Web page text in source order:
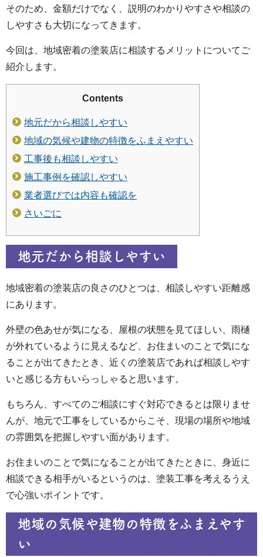
そのため、金額だけでなく、説明のわかりやすさや相談の
しやすさも大切になってきます。
今回は、地域密着の塗装店に相談するメリットについてご
紹介します。
Contents
地元だから相談しやすい
地域の気候や建物の特徴をふまえやすい
工事後も相談しやすい
施工事例を確認しやすい
業者選びでは内容も確認を
さいごに
地元だから相談しやすい
地域密着の塗装店の良さのひとつは、相談しやすい距離感
にあります。
外壁の色あせが気になる、屋根の状態を見てほしい、雨樋
が外れているように見えるなど、お住まいのことで気にな
ることが出てきたとき、近くの塗装店であれば相談しやす
いと感じる方もいらっしゃると思います。
もちろん、すべてのご相談にすぐ対応できるとは限りませ
んが、地元で工事をしているからこそ、現場の場所や地域
の雰囲気を把握しやすい面があります。
お住まいのことで気になることが出てきたときに、身近に
相談できる相手がいるというのは、塗装工事を考えるうえ
で心強いポイントです。
地域の気候や建物の特徴をふまえやす
い